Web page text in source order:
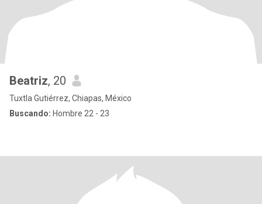
Beatriz, 20
Tuxtla Gutiérrez, Chiapas, México
Buscando: Hombre 22 - 23